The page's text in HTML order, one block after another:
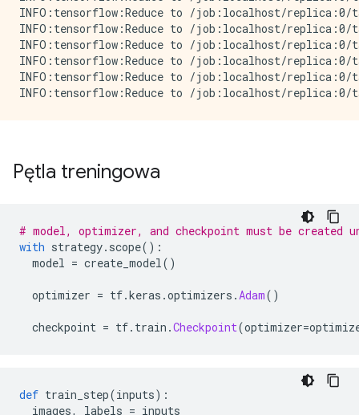
INFO:tensorflow:Reduce to /job:localhost/
INFO:tensorflow:Reduce to /job:localhost/
INFO:tensorflow:Reduce to /job:localhost/
INFO:tensorflow:Reduce to /job:localhost/
INFO:tensorflow:Reduce to /job:localhost/
Pętla treningowa
# model, optimizer, and checkpoint must be created
with strategy. scope():
model = create_model()
optimizer = tf.keras .optimizers .Adam()
checkpoint = tf. train .Checkpoint(optimizer=
def train_step(inputs):
images, labels = inputs